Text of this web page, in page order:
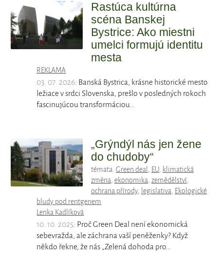
Rastúca kultúrna
scéna Banskej
Bystrice: Ako miestni
umelci formujú identitu
mesta
REKLAMA
03. 07. 2026: Banská Bystrica, krásne historické mesto
ležiace v srdci Slovenska, prešlo v posledných rokoch
fascinujúcou transformáciou…
„Grýndýl nás jen žene
do chudoby“
témata: Green deal , EU, klimatická
změna, ekonomika, zemědělství,
ochrana přírody, legislativa, Ekologické
bludy pod rentgenem
Lenka Kadlíková
10. 10. 2025: Proč Green Deal není ekonomická
sebevražda, ale záchrana vaší peněženky? Když
někdo řekne, že nás „Zelená dohoda pro…